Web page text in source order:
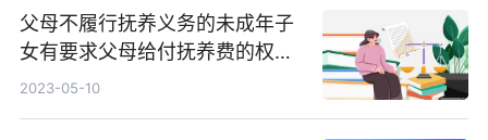
父母不履行抚养义务的未成年子
女有要求父母给付抚养费的权利
吗？老公坐牢儿媳没有义务伺候
2023-05-10